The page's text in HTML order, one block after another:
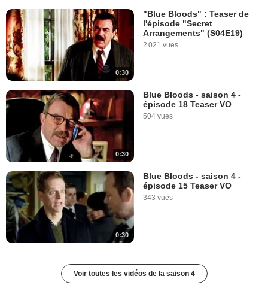
0:30
"Blue Bloods" : Teaser de
l'épisode "Secret
Arrangements" (S04E19)
2 021 vues
0:30
Blue Bloods - saison 4 -
épisode 18 Teaser VO
504 vues
0:30
Blue Bloods - saison 4 -
épisode 15 Teaser VO
343 vues
Voir toutes les vidéos de la saison 4